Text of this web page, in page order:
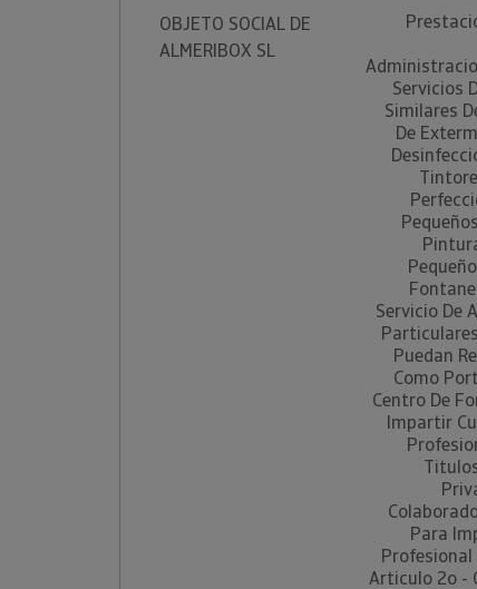
OBJETO SOCIAL DE
ALMERIBOX SL
Servicios
Similares
De
Servicio De
Puedan
Como
Centro De
Impartir
Para
Profesional
Articulo 2o -